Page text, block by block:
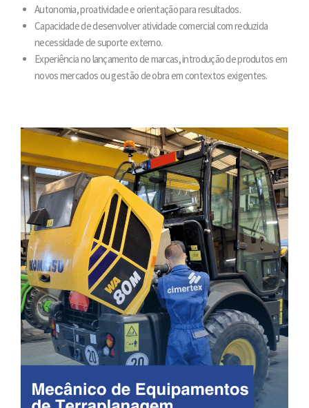
Autonomia, proatividade e orientação para resultados.
Capacidade de desenvolver atividade comercial com reduzida
necessidade de suporte externo.
Experiência no lançamento de marcas, introdução de produtos em
novos mercados ou gestão de obra em contextos exigentes.